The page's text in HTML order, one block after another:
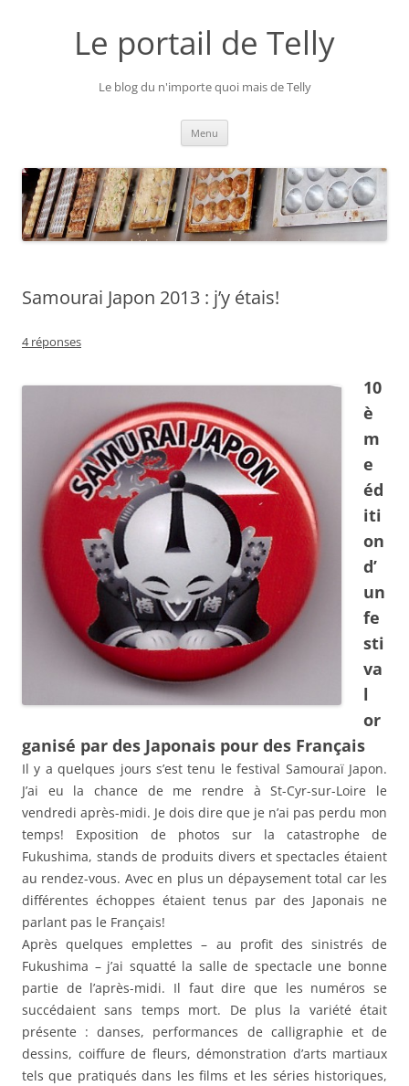
Le portail de Telly
Le blog du n'importe quoi mais de Telly
Menu
Samourai Japon 2013 : j’y étais!
4 réponses
10
è
m
e
éd
iti
on
d’
un
fe
sti
va
l
or
ganisé par des Japonais pour des Français
Il y a quelques jours s’est tenu le festival Samouraï Japon.
J’ai eu la chance de me rendre à St-Cyr-sur-Loire le
vendredi après-midi. Je dois dire que je n’ai pas perdu mon
temps! Exposition de photos sur la catastrophe de
Fukushima, stands de produits divers et spectacles étaient
au rendez-vous. Avec en plus un dépaysement total car les
différentes échoppes étaient tenus par des Japonais ne
parlant pas le Français!
Après quelques emplettes – au profit des sinistrés de
Fukushima – j’ai squatté la salle de spectacle une bonne
partie de l’après-midi. Il faut dire que les numéros se
succédaient sans temps mort. De plus la variété était
présente : danses, performances de calligraphie et de
dessins, coiffure de fleurs, démonstration d’arts martiaux
tels que pratiqués dans les films et les séries historiques,